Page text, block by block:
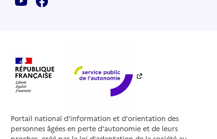
Portail national d'information et d'orientation des
personnes âgées en perte d'autonomie et de leurs